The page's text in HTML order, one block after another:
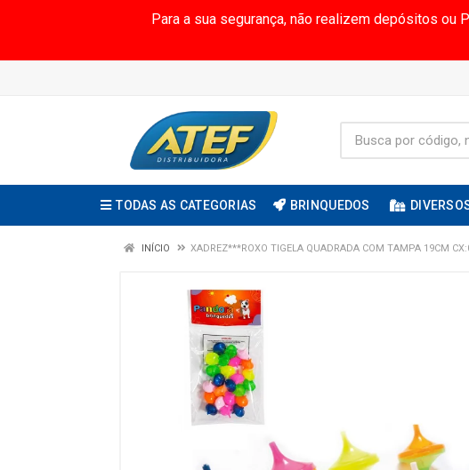
Para a sua segurança, não realizem depósitos ou
TODAS AS CATEGORIAS BRINQUEDOS
INÍCIO XADREZ***ROXO TIGELA QUADRADA COM TAMPA 19CM